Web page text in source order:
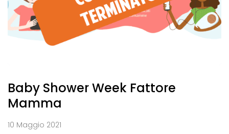
Baby Shower Week Fattore
Mamma
10 Maggio 2021